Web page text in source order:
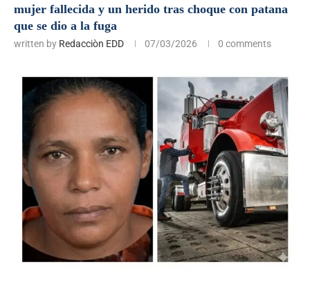
mujer fallecida y un herido tras choque con patana
que se dio a la fuga
written by Redacciòn EDD 07/03/2026 0 comments